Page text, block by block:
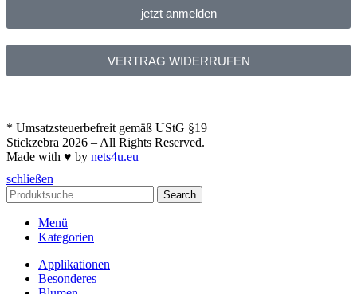
jetzt anmelden
VERTRAG WIDERRUFEN
* Umsatzsteuerbefreit gemäß UStG §19
Stickzebra 2026 – All Rights Reserved.
Made with ♥ by nets4u.eu
schließen
Search
Menü
Kategorien
Applikationen
Besonderes